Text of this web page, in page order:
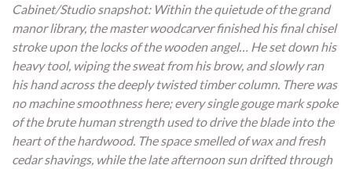
Cabinet/Studio snapshot: Within the quietude of the grand
manor library, the master woodcarver finished his final chisel
stroke upon the locks of the wooden angel… He set down his
heavy tool, wiping the sweat from his brow, and slowly ran
his hand across the deeply twisted timber column. There was
no machine smoothness here; every single gouge mark spoke
of the brute human strength used to drive the blade into the
heart of the hardwood. The space smelled of wax and fresh
cedar shavings, while the late afternoon sun drifted through